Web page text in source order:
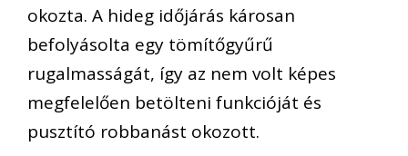
okozta. A hideg időjárás károsan
befolyásolta egy tömítőgyűrű
rugalmasságát, így az nem volt képes
megfelelően betölteni funkcióját és
pusztító robbanást okozott.